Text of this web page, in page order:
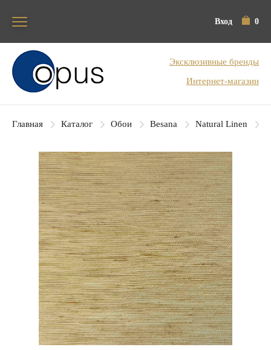
Вход 0
Блок поиска
Эксклюзивные бренды
Интернет-магазин
Главная Каталог Обои Besana Natural Linen